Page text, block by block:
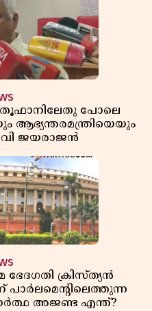
പോലെ
ആഭ്യന്തരമന്ത്രിയെയും
വി ജയരാജൻ
ക്രിസ്ത്യൻ
പാർലമെന്റിലെത്തുന്ന
അജണ്ട എന്ത്?